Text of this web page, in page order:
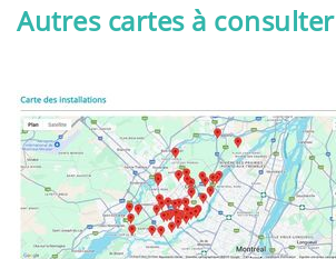
Autres cartes à consulter